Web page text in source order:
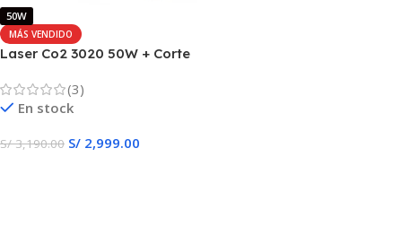
50W
MÁS VENDIDO
Laser Co2 3020 50W + Corte
(3)
En stock
S/3,190.00 S/ 2,999.00